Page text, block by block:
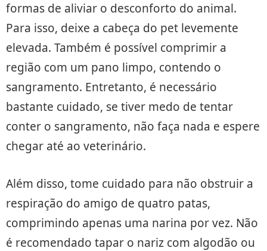
formas de aliviar o desconforto do animal.
Para isso, deixe a cabeça do pet levemente
elevada. Também é possível comprimir a
região com um pano limpo, contendo o
sangramento. Entretanto, é necessário
bastante cuidado, se tiver medo de tentar
conter o sangramento, não faça nada e espere
chegar até ao veterinário.
Além disso, tome cuidado para não obstruir a
respiração do amigo de quatro patas,
comprimindo apenas uma narina por vez. Não
é recomendado tapar o nariz com algodão ou